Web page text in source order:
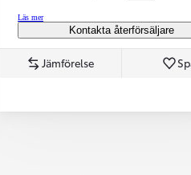
Läs mer
Kontakta återförsäljare
Jämförelse